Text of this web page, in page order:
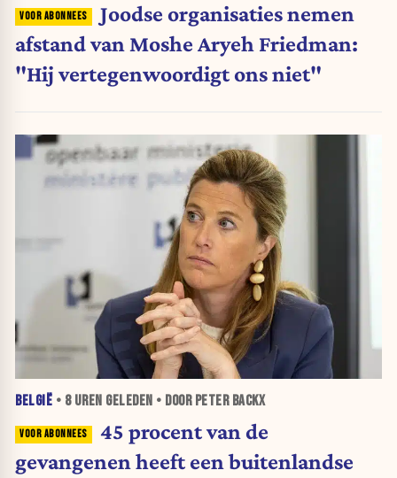
Joodse organisaties nemen
afstand van Moshe Aryeh Friedman:
"Hij vertegenwoordigt ons niet"
BELGIË • 8 UREN GELEDEN • DOOR PETER BACKX
45 procent van de
gevangenen heeft een buitenlandse